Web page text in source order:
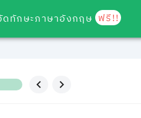
ดทักษะภาษาอังกฤษ ฟรี!!